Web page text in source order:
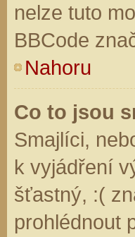
nelze tuto
BBCode
Nahoru
Co to jsou
Smajlíci,
k vyjádření
šťastný, :(
prohlédnout